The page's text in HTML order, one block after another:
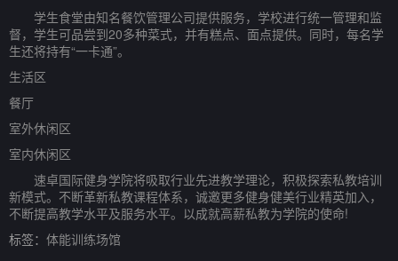
学生食堂由知名餐饮管理公司提供服务，学校进行统一管理和监
督，学生可品尝到20多种菜式，并有糕点、面点提供。同时，每名学
生还将持有“一卡通”。
生活区
餐厅
室外休闲区
室内休闲区
速卓国际健身学院将吸取行业先进教学理论，积极探索私教培训
新模式。不断革新私教课程体系，诚邀更多健身健美行业精英加入，
不断提高教学水平及服务水平。以成就高薪私教为学院的使命!
标签： 体能训练场馆